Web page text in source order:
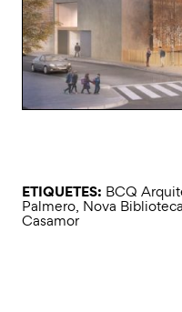
ETIQUETES: BCQ
Palmero, Nova
Casamor